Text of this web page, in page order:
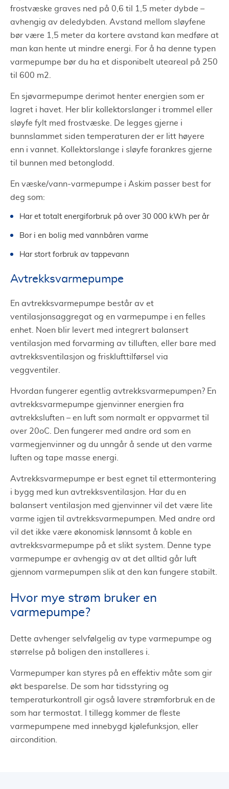
frostvæske graves ned på 0,6 til 1,5 meter dybde –
avhengig av deledybden. Avstand mellom sløyfene
bør være 1,5 meter da kortere avstand kan medføre at
man kan hente ut mindre energi. For å ha denne typen
varmepumpe bør du ha et disponibelt uteareal på 250
til 600 m2.
En sjøvarmepumpe derimot henter energien som er
lagret i havet. Her blir kollektorslanger i trommel eller
sløyfe fylt med frostvæske. De legges gjerne i
bunnslammet siden temperaturen der er litt høyere
enn i vannet. Kollektorslange i sløyfe forankres gjerne
til bunnen med betonglodd.
En væske/vann-varmepumpe i Askim passer best for
deg som:
Har et totalt energiforbruk på over 30 000 kWh per år
Bor i en bolig med vannbåren varme
Har stort forbruk av tappevann
Avtrekksvarmepumpe
En avtrekksvarmepumpe består av et
ventilasjonsaggregat og en varmepumpe i en felles
enhet. Noen blir levert med integrert balansert
ventilasjon med forvarming av tilluften, eller bare med
avtrekksventilasjon og frisklufttilførsel via
veggventiler.
Hvordan fungerer egentlig avtrekksvarmepumpen? En
avtrekksvarmepumpe gjenvinner energien fra
avtrekksluften – en luft som normalt er oppvarmet til
over 20oC. Den fungerer med andre ord som en
varmegjenvinner og du unngår å sende ut den varme
luften og tape masse energi.
Avtrekksvarmepumpe er best egnet til ettermontering
i bygg med kun avtrekksventilasjon. Har du en
balansert ventilasjon med gjenvinner vil det være lite
varme igjen til avtrekksvarmepumpen. Med andre ord
vil det ikke være økonomisk lønnsomt å koble en
avtrekksvarmepumpe på et slikt system. Denne type
varmepumpe er avhengig av at det alltid går luft
gjennom varmepumpen slik at den kan fungere stabilt.
Hvor mye strøm bruker en
varmepumpe?
Dette avhenger selvfølgelig av type varmepumpe og
størrelse på boligen den installeres i.
Varmepumper kan styres på en effektiv måte som gir
økt besparelse. De som har tidsstyring og
temperaturkontroll gir også lavere strømforbruk en de
som har termostat. I tillegg kommer de fleste
varmepumpene med innebygd kjølefunksjon, eller
aircondition.